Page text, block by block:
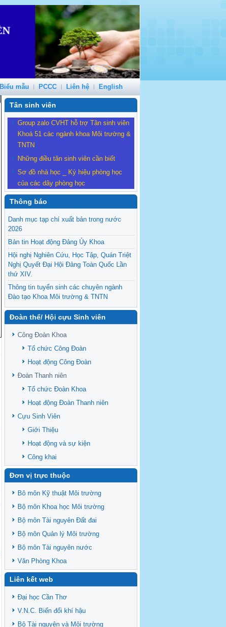
Biểu mẫu PCCC Liên hệ English
Tân sinh viên
Group zalo CVHT hỗ trợ Tân sinh viên
Khoá 51 các ngành khoa Môi trường &
TNTN
Những điều tân sinh viên cần biết
Sơ đồ nhà học _ Ký hiệu phòng học
của các dãy phòng học
Thông báo
Danh mục tạp chí xuất bản trong nước
2026
Bản tin Hoạt động Đảng Ủy Khoa
Hội nghị Nghiên Cứu, Học Tập, Quán Triệt
Nghị Quyết Đại Hội Đảng Toàn Quốc Lần
thứ XIV.
Thông tin tuyển sinh các chuyên ngành
Đào tạo Khoa Môi trường & TNTN
Feasibility evaluation of using cattle
manure for biogas production: A case study
Vietnamese Mekong Delta
Sediment properties in flood-based farming
systems in the Vietnamese upstream
Văn bản - Quy định
Ban chấp hành Đảng bộ khoa
Đoàn thể/ Hội cựu Sinh viên
Công Đoàn Khoa
Tổ chức Công Đoàn
Hoạt động Công Đoàn
Đoàn Thanh niên
Tổ chức Đoàn Khoa
Hoạt động Đoàn Thanh niên
Cựu Sinh Viên
Giới Thiệu
Hoạt động và sự kiện
Công khai
Đơn vị trực thuộc
Bô môn Kỹ thuật Môi trường
Bộ môn Khoa học Môi trường
Bộ môn Tài nguyên Đất đai
Bộ môn Quản lý Môi trường
Bộ môn Tài nguyên nước
Văn Phòng Khoa
Liên kết web
Đại học Cần Thơ
V.N.C. Biến đổi khí hậu
Bộ Tài nguyên và Môi trường